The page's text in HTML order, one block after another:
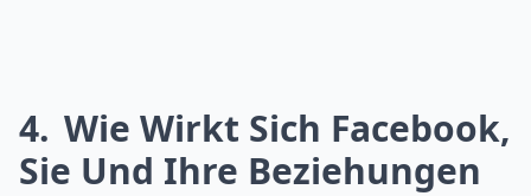
4 Wie Wirkt Sich Facebook,
Sie Und Ihre Beziehungen